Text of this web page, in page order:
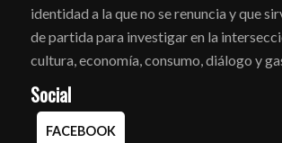
identidad a la que no se renuncia y que
de partida para investigar en la
cultura, economía, consumo, diálogo y
Social
FACEBOOK